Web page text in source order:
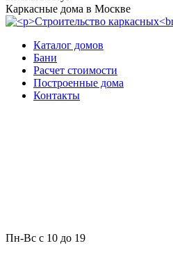
Каркасные дома в Москве
Каталог домов
Бани
Расчет стоимости
Построенные дома
Контакты
Пн-Вс с 10 до 19